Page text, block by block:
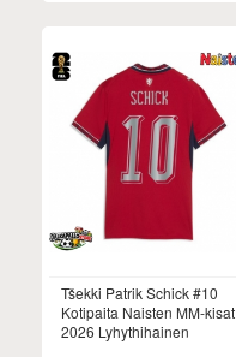
Tšekki Patrik Schick #10
Kotipaita Naisten MM-kisat
2026 Lyhythihainen